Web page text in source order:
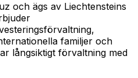
och ägs av Liechtensteins
familjer och
långsiktigt förvaltning med